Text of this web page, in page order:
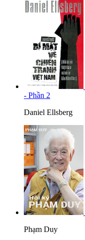
- Phần 2
Daniel Ellsberg
Phạm Duy